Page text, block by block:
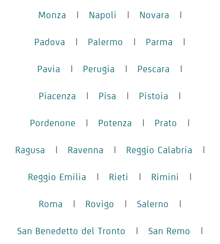
Monza | Napoli | Novara |
Padova | Palermo | Parma |
Pavia | Perugia | Pescara |
Piacenza | Pisa | Pistoia |
Pordenone | Potenza | Prato |
Ragusa | Ravenna | Reggio Calabria |
Reggio Emilia | Rieti | Rimini |
Roma | Rovigo | Salerno |
San Benedetto del Tronto | San Remo |